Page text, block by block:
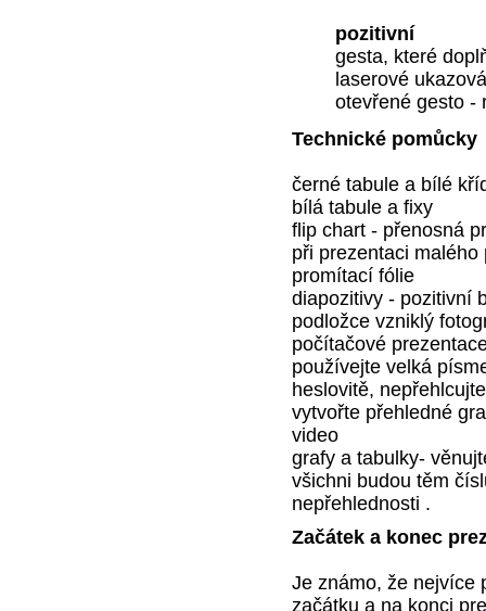
pozitivní
gesta, které
laserové
otevřené gesto -
Technické pomůcky
černé tabule a bílé
bílá tabule a fixy
flip chart - přenosná
při prezentaci malého
promítací fólie
diapozitivy - pozitivní
podložce vzniklý
počítačové
používejte velká
heslovitě,
vytvořte přehledné
video
grafy a tabulky-
všichni budou těm
nepřehlednosti .
Začátek a konec
Je známo, že nejvíce
začátku a na konci